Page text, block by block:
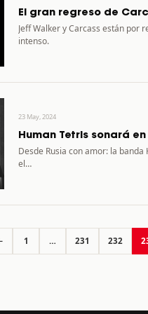
El gran regreso de
Jeff Walker y Carcass están
intenso.
23 May, 2024
Human Tetris sonará
Desde Rusia con amor: la
el…
1 … 231 232